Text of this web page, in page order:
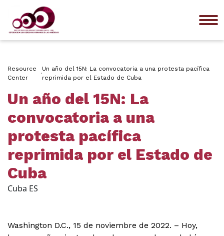
Resource
Center
Un año del 15N: La convocatoria a una protesta pacífica
reprimida por el Estado de Cuba
Un año del 15N: La
convocatoria a una
protesta pacífica
reprimida por el Estado de
Cuba
Cuba ES
Washington D.C., 15 de noviembre de 2022. – Hoy,